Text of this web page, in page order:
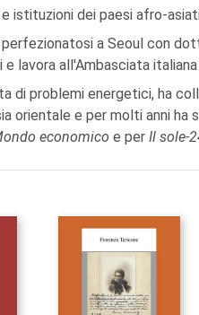
istituzioni dei paesi afro-
a Seoul con
lavora all'Ambasciata italiana
di problemi energetici, ha
orientale e per molti anni ha
economico e per Il sole-